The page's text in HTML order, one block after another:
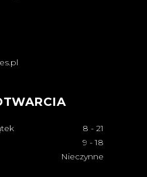
8 - 21
9 - 18
Nieczynne